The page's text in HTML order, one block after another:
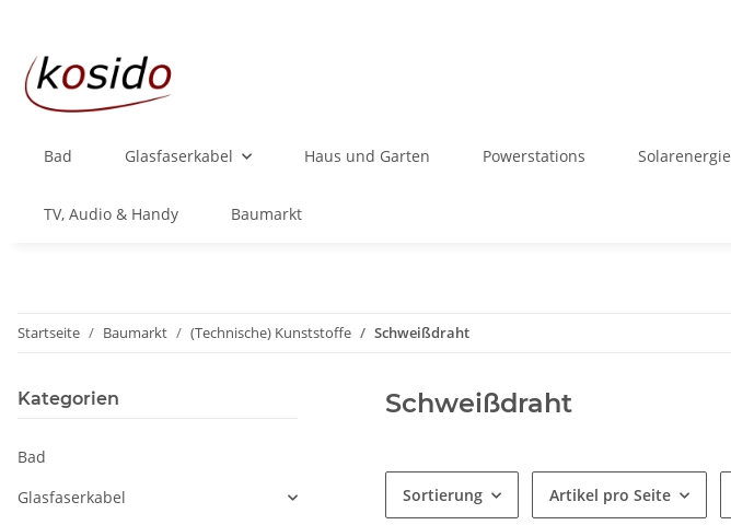
Bad Glasfaserkabel Haus und Garten Powerstations Solarenergie
TV, Audio & Handy Baumarkt
Startseite Baumarkt (Technische) Kunststoffe Schweißdraht
Schweißdraht
Sortierung Artikel pro Seite
Kategorien
Bad
Glasfaserkabel